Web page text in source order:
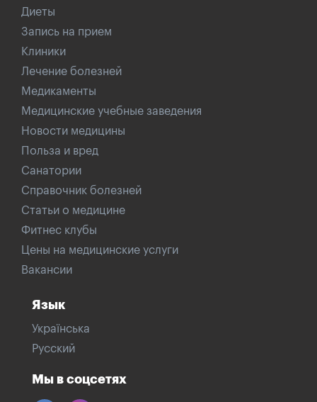
Диеты
Запись на прием
Клиники
Лечение болезней
Медикаменты
Медицинские учебные заведения
Новости медицины
Польза и вред
Санатории
Справочник болезней
Статьи о медицине
Фитнес клубы
Цены на медицинские услуги
Вакансии
Язык
Українська
Русский
Мы в соцсетях